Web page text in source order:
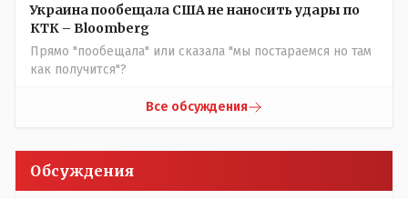
Назарбай волевым Указом РАСПУСТИЛ этот бунтарский
состав. Имя - Серикболсын Абдильдин вам знакомо -
юывший секретарь ЦК КП Казахстана , впоследствии -
депутат Верховного Совета и Мажлиса и Председатель
НЕОДНОКРАТНО, указывал и многократно на недостатки
Назарбая и предлагал ему самому ДОБРОВОЛЬНО уйти с
Украина пообещала США не наносить удары по
КТК – Bloomberg
Прямо "пообещала" или сказала "мы постараемся но там
как получится"?
Все обсуждения
Обсуждения